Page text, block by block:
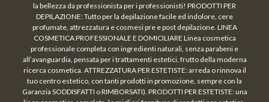
la bellezza da professionista per i professionisti! PRODOTTI PER
DEPILAZIONE: Tutto per la depilazione facile ed indolore, cere
profumate, attrezzatura e cosmesi pre e post depilazione. LINEA
COSMETICA PROFESSIONALE E DOMICILIARE Linea cosmetica
professionale completa con ingredienti naturali, senza parabeni e
all’avanguardia, pensata per i trattamenti estetici, frutto della moderna
ricerca cosmetica. ATTREZZATURA PER ESTETISTE: arreda o rinnova il
tuo centro estetico, con tanti prodotti in promozione, sempre con la
Garanzia SODDISFATTI o RIMBORSATI). PRODOTTI PER ESTETISTE: una